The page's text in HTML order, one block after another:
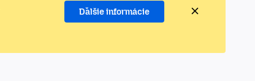
Ďalšie informácie